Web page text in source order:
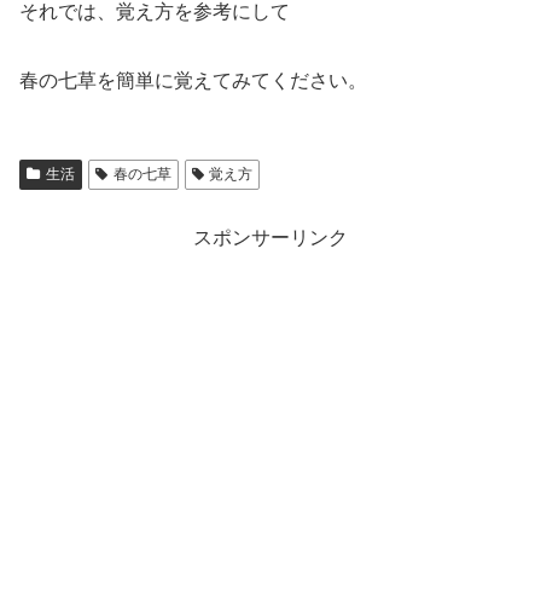
それでは、覚え方を参考にして
春の七草を簡単に覚えてみてください。
生活 春の七草 覚え方
スポンサーリンク